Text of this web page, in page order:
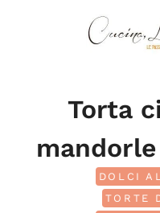
Torta
DOLCI
TORTE